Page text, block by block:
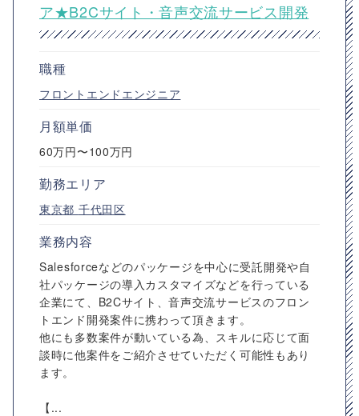
ア★B2Cサイト・音声交流サービス開発
職種
フロントエンドエンジニア
月額単価
60万円〜100万円
勤務エリア
東京都 千代田区
業務内容
Salesforceなどのパッケージを中心に受託開発や自
社パッケージの導入カスタマイズなどを行っている
企業にて、B2Cサイト、音声交流サービスのフロン
トエンド開発案件に携わって頂きます。
他にも多数案件が動いている為、スキルに応じて面
談時に他案件をご紹介させていただく可能性もあり
ます。
【...